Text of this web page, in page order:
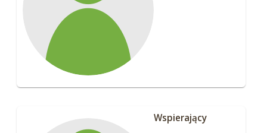
Wspierający